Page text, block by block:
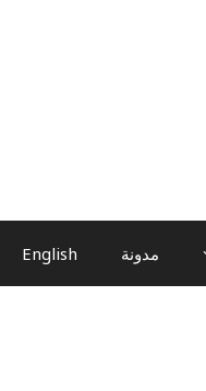
مدونة English